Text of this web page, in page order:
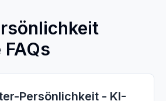
Persönlichkeit - KI-